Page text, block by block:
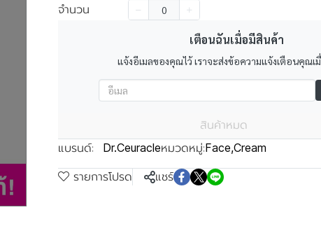
จำนวน
เตือนฉันเมื่อมีสินค้า
แจ้งอีเมลของคุณไว้ เราจะส่งข้อความแจ้งเตือนคุณเ
สินค้าหมด
แบรนด์:
Dr.Ceuracleหมวดหมู่:Face,Cream
รายการโปรด แชร์